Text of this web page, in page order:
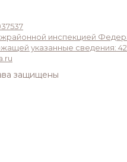
защищены
инспекцией
указанные сведения: